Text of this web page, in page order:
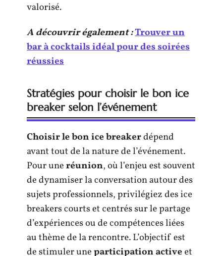
valorisé.
A découvrir également :Trouver un
bar à cocktails idéal pour des soirées
réussies
Stratégies pour choisir le bon ice
breaker selon l’événement
Choisir le bon ice breakerdépend
avant tout de la nature de l’événement.
Pour uneréunion, où l’enjeu est souvent
de dynamiser la conversation autour des
sujets professionnels, privilégiez des ice
breakers courts et centrés sur le partage
d’expériences ou de compétences liées
au thème de la rencontre. L’objectif est
de stimuler uneparticipation activeet